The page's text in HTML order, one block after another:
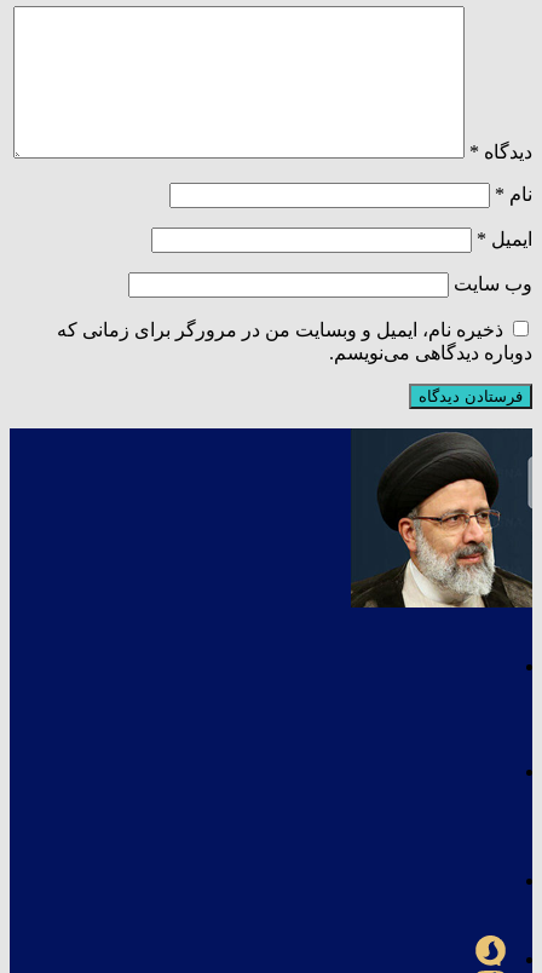
دیدگاه *
نام *
ایمیل *
وب‌ سایت
ذخیره نام، ایمیل و وبسایت من در مرورگر برای زمانی که
دوباره دیدگاهی می‌نویسم.